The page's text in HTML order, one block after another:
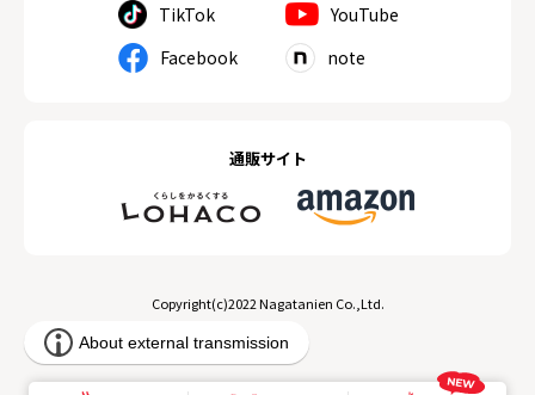
TikTok
YouTube
Facebook
note
通販サイト
Copyright(c)2022 Nagatanien Co.,Ltd.